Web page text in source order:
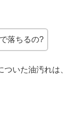
落ちるの?
いた油汚れは、